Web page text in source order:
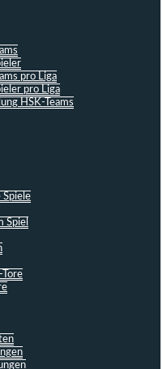
pro Liga
pro Liga
HSK-Teams
Spiele
Spiel